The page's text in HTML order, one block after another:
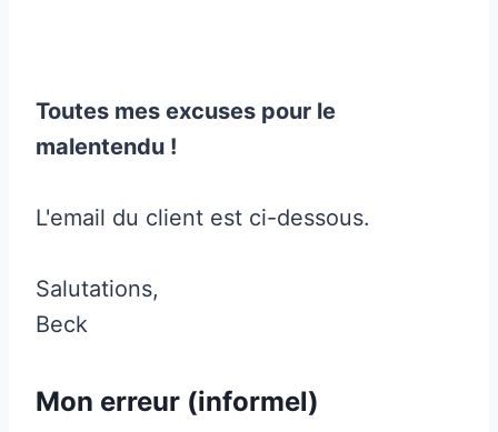
Toutes mes excuses pour le
malentendu !
L'email du client est ci-dessous.
Salutations,
Beck
Mon erreur (informel)